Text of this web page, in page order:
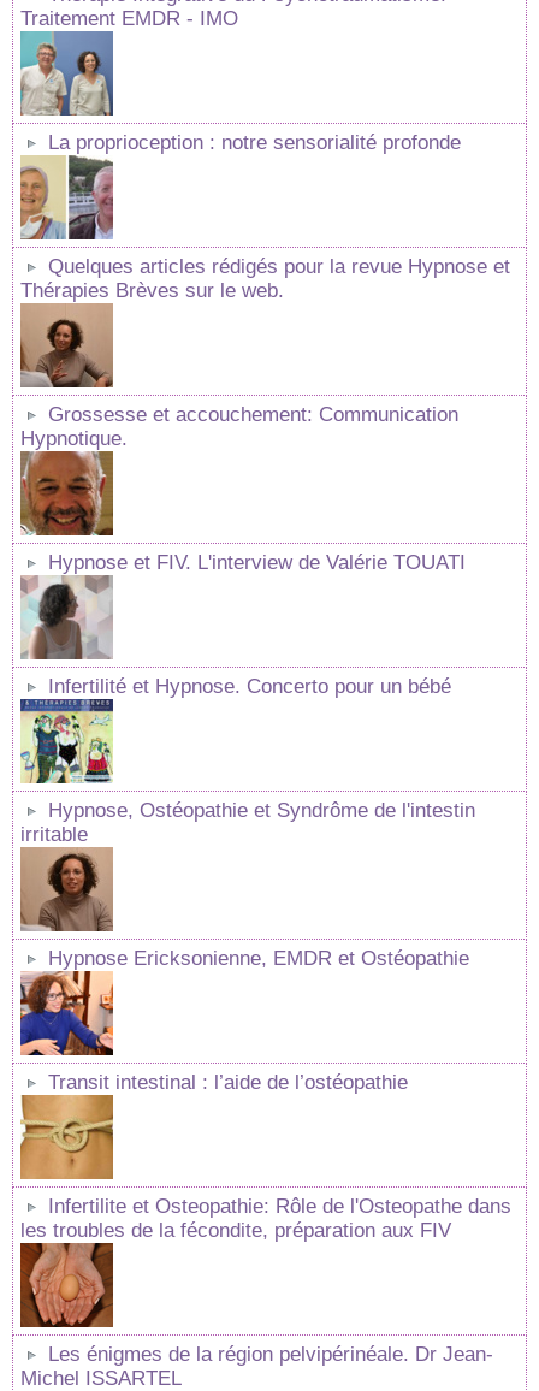
Traitement EMDR - IMO
La proprioception : notre sensorialité profonde
Quelques articles rédigés pour la revue Hypnose et
Thérapies Brèves sur le web.
Grossesse et accouchement: Communication
Hypnotique.
Hypnose et FIV. L'interview de Valérie TOUATI
Infertilité et Hypnose. Concerto pour un bébé
Hypnose, Ostéopathie et Syndrôme de l'intestin
irritable
Hypnose Ericksonienne, EMDR et Ostéopathie
Transit intestinal : l’aide de l’ostéopathie
Infertilite et Osteopathie: Rôle de l'Osteopathe dans
les troubles de la fécondite, préparation aux FIV
Les énigmes de la région pelvipérinéale. Dr Jean-
Michel ISSARTEL